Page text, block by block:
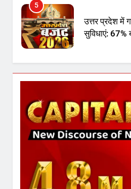
5
उत्तर प्रदेश में
सुविधाएं: 67%
6
गाजा
7
चुनाव से पहले
घोटाले में आरोप
8